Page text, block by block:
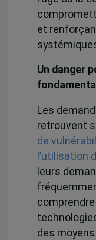
et
Un danger
Les
retrouvent
de
l’utilisation
leurs
des